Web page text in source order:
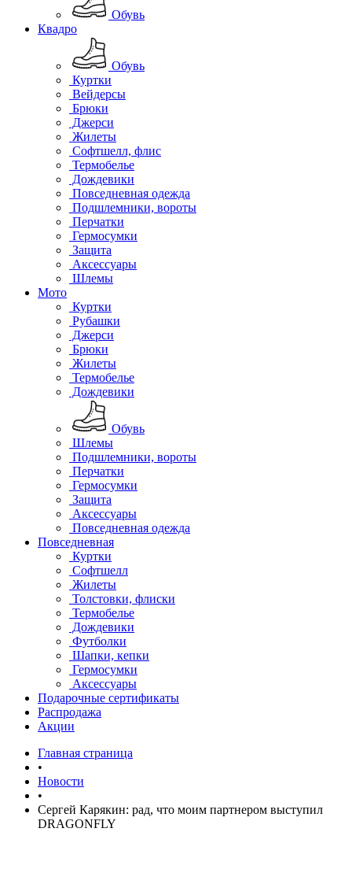
Обувь
Квадро
Обувь
Куртки
Вейдерсы
Брюки
Джерси
Жилеты
Софтшелл, флис
Термобелье
Дождевики
Повседневная одежда
Подшлемники, вороты
Перчатки
Гермосумки
Защита
Аксессуары
Шлемы
Мото
Куртки
Рубашки
Джерси
Брюки
Жилеты
Термобелье
Дождевики
Обувь
Шлемы
Подшлемники, вороты
Перчатки
Гермосумки
Защита
Аксессуары
Повседневная одежда
Повседневная
Куртки
Софтшелл
Жилеты
Толстовки, флиски
Термобелье
Дождевики
Футболки
Шапки, кепки
Гермосумки
Аксессуары
Подарочные сертификаты
Распродажа
Акции
Главная страница
•
Новости
•
Сергей Карякин: рад, что моим партнером выступил
DRAGONFLY